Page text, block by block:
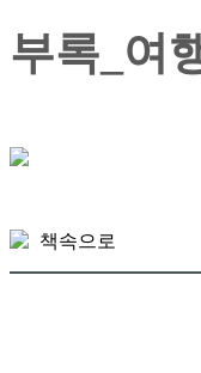
부록_여
책속으로